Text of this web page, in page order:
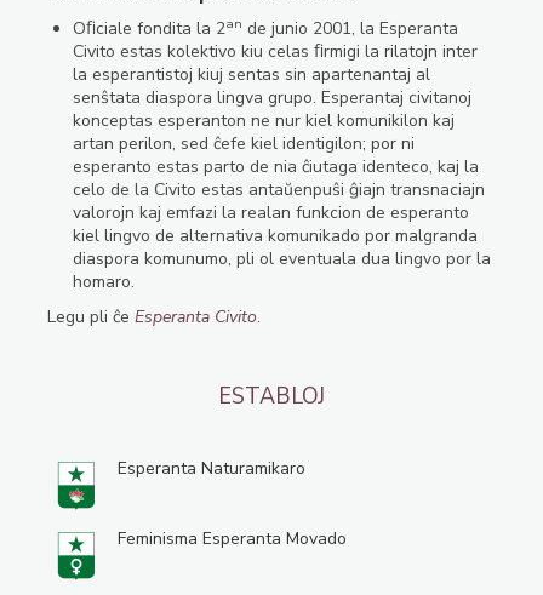
Oﬁciale fondita la 2an de junio 2001, la Esperanta
Civito estas kolektivo kiu celas ﬁrmigi la rilatojn inter
la esperantistoj kiuj sentas sin apartenantaj al
senŝtata diaspora lingva grupo. Esperantaj civitanoj
konceptas esperanton ne nur kiel komunikilon kaj
artan perilon, sed ĉefe kiel identigilon; por ni
esperanto estas parto de nia ĉiutaga identeco, kaj la
celo de la Civito estas antaŭenpuŝi ĝiajn transnaciajn
valorojn kaj emfazi la realan funkcion de esperanto
kiel lingvo de alternativa komunikado por malgranda
diaspora komunumo, pli ol eventuala dua lingvo por la
homaro.
Legu pli ĉe Esperanta Civito.
ESTABLOJ
Esperanta Naturamikaro
Feminisma Esperanta Movado